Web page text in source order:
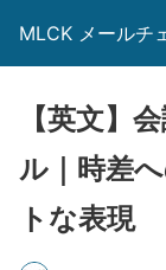
MLCK メールチ
【英文】
ル｜時差
トな表現